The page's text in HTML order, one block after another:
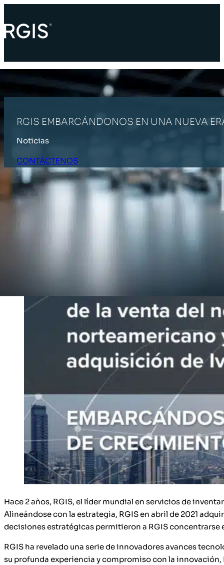
RGIS EMBARCÁNDONOS EN UNA NUEVA
Noticias
CONTÁCTENOS
INICIO ÚLTIMAS NOTICIAS RGIS EMBARCÁNDONOS EN UNA
Hace 2 años, RGIS, el líder mundial en servicios de
Alineándose con la estrategia, RGIS en abril de 2021
decisiones estratégicas permitieron a RGIS
RGIS ha revelado una serie de innovadores avances
su profunda experiencia y compromiso con la